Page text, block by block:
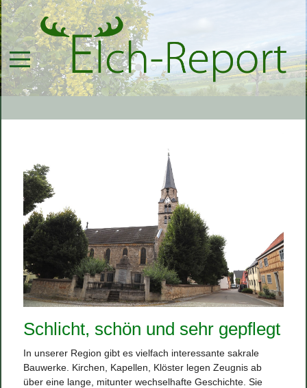
Schlicht, schön und sehr gepflegt
In unserer Region gibt es vielfach interessante sakrale
Bauwerke. Kirchen, Kapellen, Klöster legen Zeugnis ab
über eine lange, mitunter wechselhafte Geschichte. Sie